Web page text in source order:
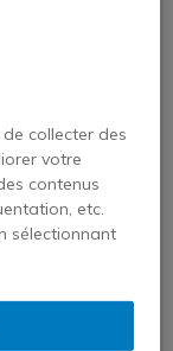
collecter des
votre
contenus
etc.
sélectionnant